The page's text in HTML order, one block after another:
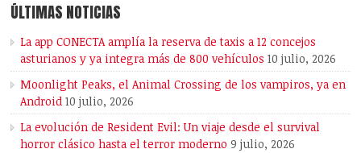
ÚLTIMAS NOTICIAS
La app CONECTA amplía la reserva de taxis a 12 concejos
asturianos y ya integra más de 800 vehículos 10 julio, 2026
Moonlight Peaks, el Animal Crossing de los vampiros, ya en
Android 10 julio, 2026
La evolución de Resident Evil: Un viaje desde el survival
horror clásico hasta el terror moderno 9 julio, 2026